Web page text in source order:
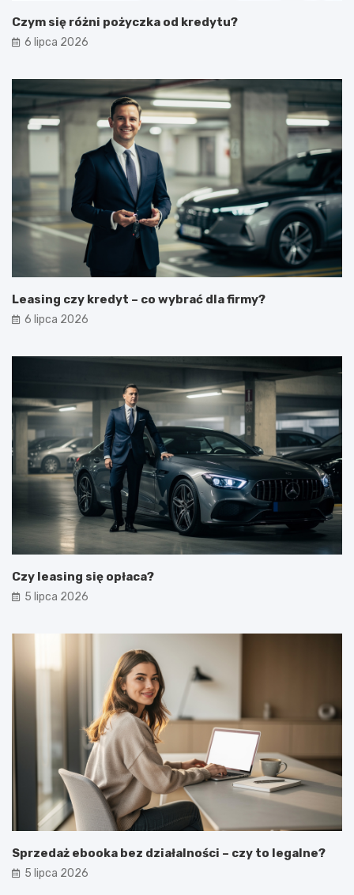
Czym się różni pożyczka od kredytu?
6 lipca 2026
Leasing czy kredyt – co wybrać dla firmy?
6 lipca 2026
Czy leasing się opłaca?
5 lipca 2026
Sprzedaż ebooka bez działalności – czy to legalne?
5 lipca 2026